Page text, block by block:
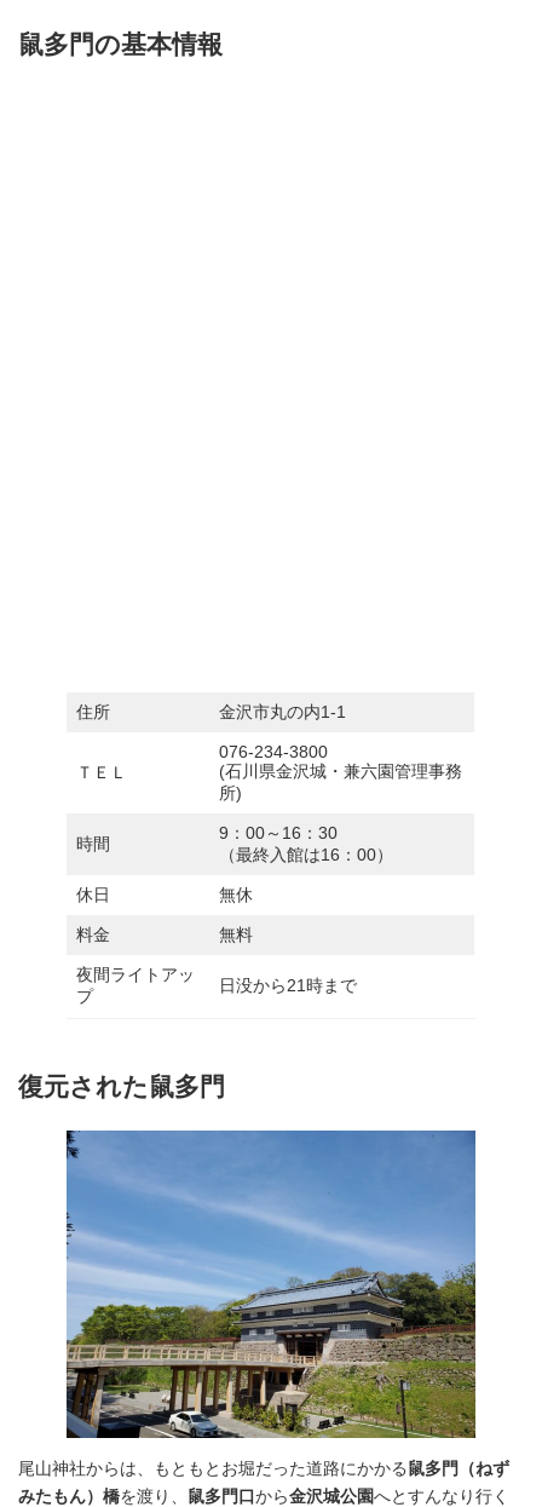
鼠多門の基本情報
住所 金沢市丸の内1-1
ＴＥＬ
076-234-3800
(石川県金沢城・兼六園管理事務
所)
時間
9：00～16：30
（最終入館は16：00）
休日 無休
料金 無料
夜間ライトアッ
プ
日没から21時まで
復元された鼠多門
尾山神社からは、もともとお堀だった道路にかかる鼠多門（ねず
みたもん）橋を渡り、 鼠多門口から金沢城公園へとすんなり行く